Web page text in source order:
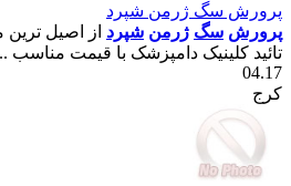
پرورش سگ ژرمن شپرد
پرورش سگ ژرمن شپرد از اصيل ترين
تائيد کلينيک دامپزشک با قيمت مناسب
04.17
کرج